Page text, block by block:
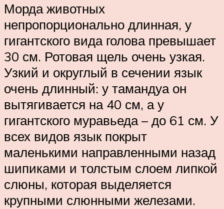
Морда животных
непропорционально длинная, у
гигантского вида голова превышает
30 см. Ротовая щель очень узкая.
Узкий и округлый в сечении язык
очень длинный: у тамандуа он
вытягивается на 40 см, а у
гигантского муравьеда – до 61 см. У
всех видов язык покрыт
маленькими направленными назад
шипиками и толстым слоем липкой
слюны, которая выделяется
крупными слюнными железами.